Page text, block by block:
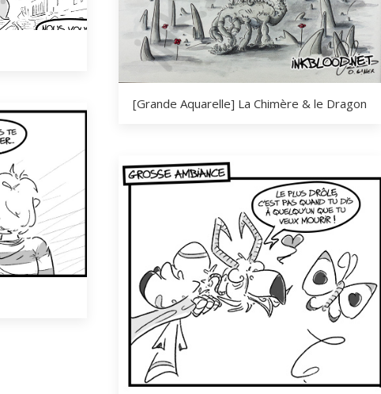
[Grande Aquarelle] La Chimère & le Dragon